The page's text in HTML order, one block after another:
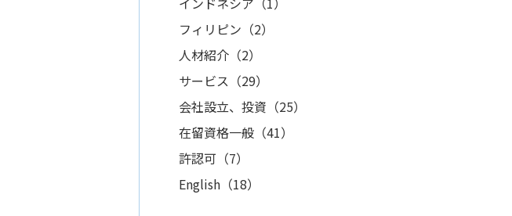
フィリピン（2）
人材紹介（2）
サービス（29）
会社設立、投資（25）
在留資格一般（41）
許認可（7）
English（18）